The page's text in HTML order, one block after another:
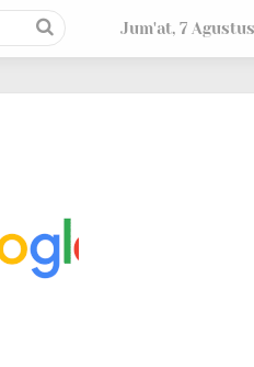
Jum'at, 7